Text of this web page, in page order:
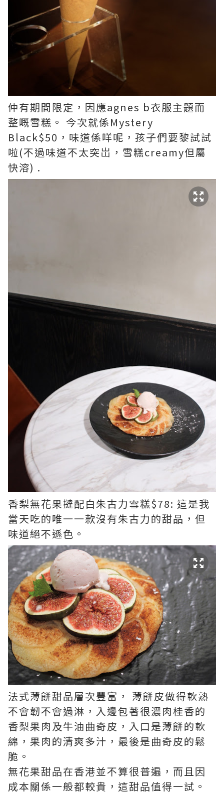
仲有期間限定，因應agnes b衣服主題而
整嘅雪糕。 今次就係Mystery
Black$50，味道係咩呢，孩子們要黎試試
啦(不過味道不太突岀，雪糕creamy但屬
快溶) .
香梨無花果撻配白朱古力雪糕$78: 這是我
當天吃的唯一一款沒有朱古力的甜品，但
味道絕不遜色。
法式薄餅甜品層次豐富， 薄餅皮做得軟熟
不會韌不會過淋，入邊包著很濃肉桂香的
香梨果肉及牛油曲奇皮，入口是薄餅的軟
綿，果肉的清爽多汁，最後是曲奇皮的鬆
脆。
無花果甜品在香港並不算很普遍，而且因
成本關係一般都較貴，這甜品值得一試。